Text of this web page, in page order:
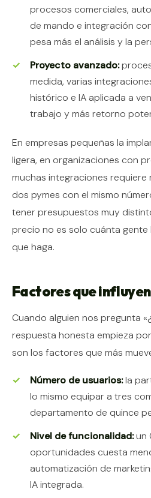
procesos comerciales,
de mando e integración
pesa más el análisis y la
Proyecto avanzado:
medida, varias
histórico e IA aplicada a
trabajo y más retorno
En empresas pequeñas la
ligera, en organizaciones con
muchas integraciones requiere
dos pymes con el mismo
tener presupuestos muy
precio no es solo cuánta gente
que haga.
Factores que
Cuando alguien nos pregunta
respuesta honesta empieza
son los factores que más
Número de usuarios:la
lo mismo equipar a tres
departamento de quince
Nivel de funcionalidad:un
oportunidades cuesta
automatización de
IA integrada.